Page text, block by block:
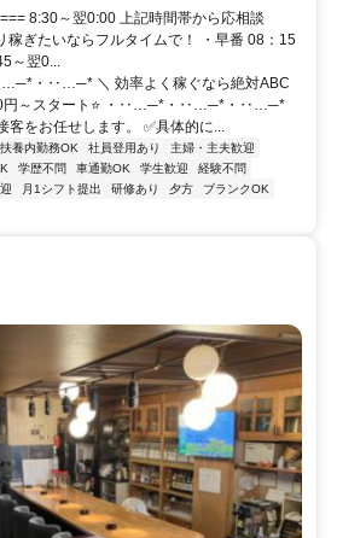
8:30～翌0:00 上記時間帯から応相談
稼ぎたいならフルタイムで！ ・早番 08：15
～翌0...
・‥…─* ＼ 効率よく稼ぐなら絶対ABC
円～スタート⭐ ・‥…─*・‥…─*・‥…─*
客をお任せします。 ✅具体的に...
扶養内勤務OK 社員登用あり
主婦・主夫歓迎
学歴不問 車通勤OK 学生歓迎
経験不問
月1シフト提出 研修あり 夕方
ブランクOK